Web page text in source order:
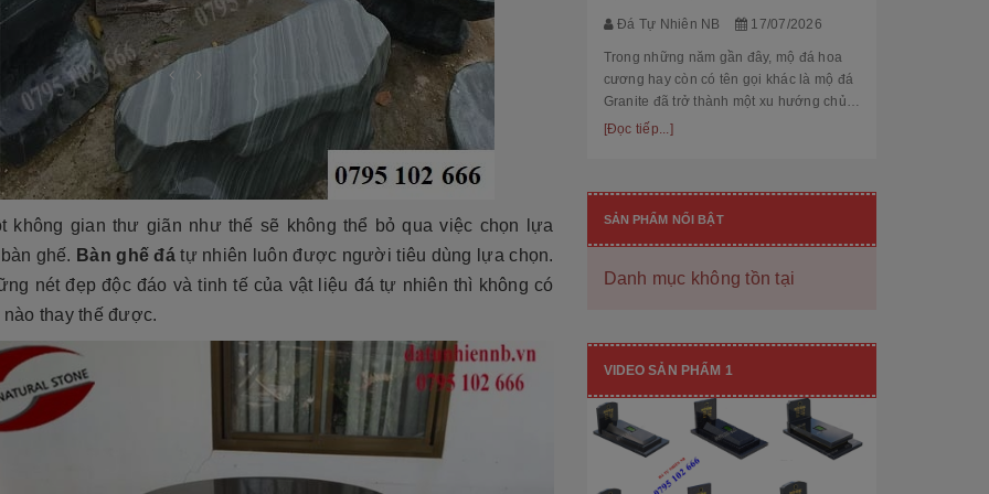
tại xưởng
NB 17/07/2026
năm gần đây, mộ đá hoa
Cẩn thận! 10+ Sai Lầm Cần Tránh Khi
Làm Mộ Đá Cho Người Thân
01/07/2026
Mộ phần là nơi yên nghỉ của người mất,
là chốn linh thiêng của gia đình dòng
Cho Công Ty, Resort & Đô Thị Mới
Đá Tự Nhiên NB
Biển hiệu đá khối đang ngày càng được
nhiều công ty, khu đô thị mới, resort cao
cấp lựa chọn nhờ vẻ đẹp sang trọng, bề
thế cùng độ bền vượt trội. Không chỉ là
không gian thư giãn như thế sẽ không thể bỏ qua việc chọn lựa
ghế. Bàn ghế đátự nhiên luôn được người tiêu dùng lựa chọn.
nét đẹp độc đáo và tinh tế của vật liệu đá tự nhiên thì không có
nào thay thế được.
Đá Tự Nhiên NB 17/07/2026
Trong những năm gần đây, mộ đá hoa
cương hay còn có tên gọi khác là mộ đá
Granite đã trở thành một xu hướng chủ
đạo trong thiết kế thi công mộ đá tự
[Đọc tiếp...]
SẢN PHẨM NỔI BẬT
Danh mục không tồn tại
VIDEO SẢN PHẨM 1